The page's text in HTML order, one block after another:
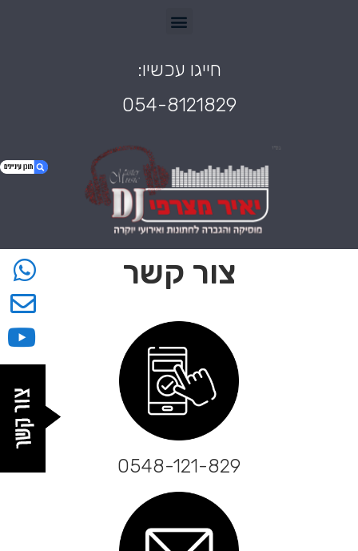
1. צור קשר
2. חייגו עכשיו:
חייגו עכשיו:
054-8121829
צור קשר
0548-121-829